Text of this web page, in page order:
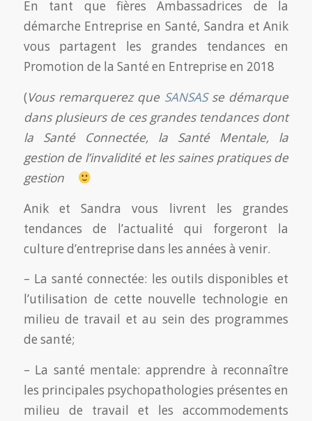
En tant que fières Ambassadrices de la
démarche Entreprise en Santé, Sandra et Anik
vous partagent les grandes tendances en
Promotion de la Santé en Entreprise en 2018
(Vous remarquerez que SANSASse démarque
dans plusieurs de ces grandes tendances dont
la Santé Connectée, la Santé Mentale, la
gestion de l’invalidité et les saines pratiques de
gestion
Anik et Sandra vous livrent les grandes
tendances de l’actualité qui forgeront la
culture d’entreprise dans les années à venir.
– La santé connectée: les outils disponibles et
l’utilisation de cette nouvelle technologie en
milieu de travail et au sein des programmes
de santé;
– La santé mentale: apprendre à reconnaître
les principales psychopathologies présentes en
milieu de travail et les accommodements